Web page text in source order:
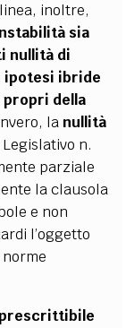
inoltre,
sia
nullità di
ipotesi ibride
della
la nullità
n.
parziale
la clausola
e non
l’oggetto